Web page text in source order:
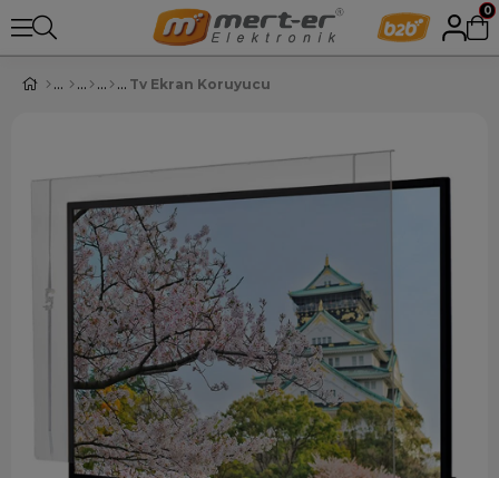
0
Tv Ekran Koruyucu